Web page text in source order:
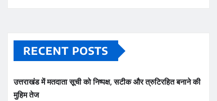
RECENT POSTS
उत्तराखंड में मतदाता सूची को निष्पक्ष, सटीक और त्रुटिरहित बनाने की
मुहिम तेज